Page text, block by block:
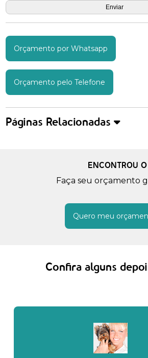
Orçamento por Whatsapp
Orçamento pelo Telefone
Páginas Relacionadas
ENCONTROU
Faça seu orçamento
Quero meu
Confira alguns